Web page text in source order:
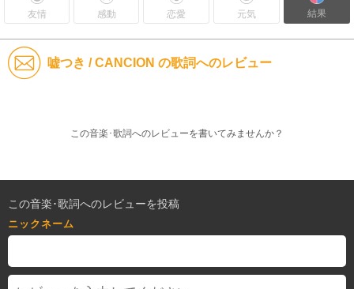
友情 感動 恋愛 元気 結果
嘘つき / CANCION の歌詞へのレビュー
この音楽･歌詞へのレビューを書いてみませんか？
この音楽･歌詞へのレビューを投稿
ニックネーム